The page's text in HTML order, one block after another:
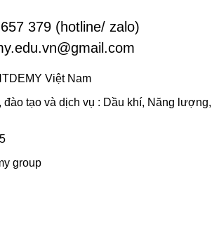
379 (hotline/ zalo)
Việt Nam
đào tạo và dịch vụ : Dầu khí, Năng lượng,
group